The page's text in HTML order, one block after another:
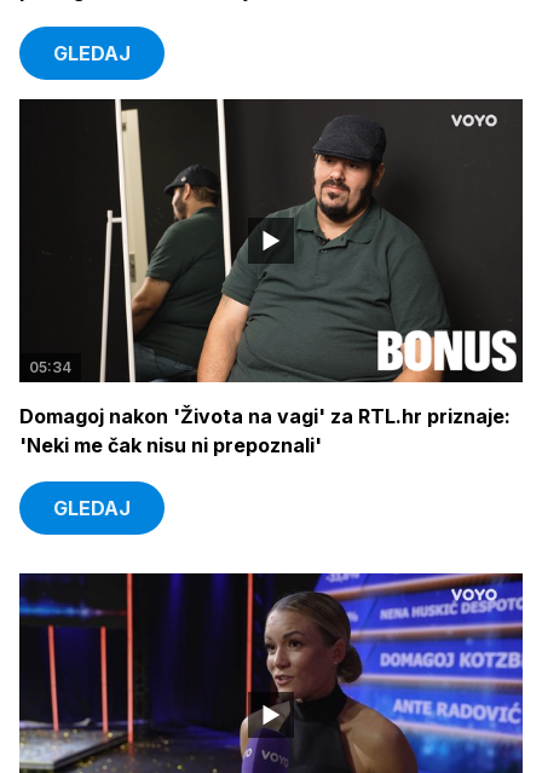
GLEDAJ
05:34
Domagoj nakon 'Života na vagi' za RTL.hr priznaje:
'Neki me čak nisu ni prepoznali'
GLEDAJ